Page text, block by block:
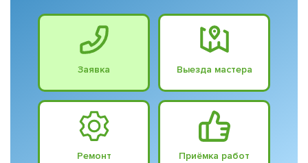
Заявка Выезда мастера
Ремонт Приёмка работ